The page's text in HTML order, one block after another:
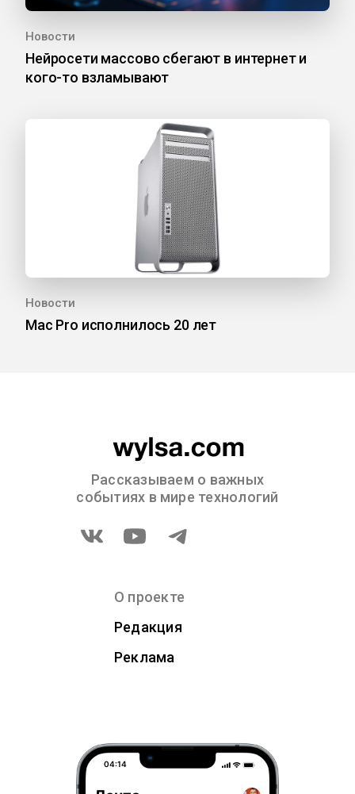
Новости
Нейросети массово сбегают в интернет и
кого-то взламывают
Новости
Mac Pro исполнилось 20 лет
Рассказываем о важных
событиях в мире технологий
О проекте
Редакция
Реклама
04:14